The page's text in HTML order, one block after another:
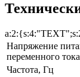
Напряжение
переменного
Частота, Гц